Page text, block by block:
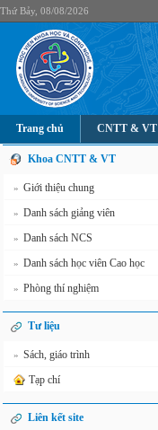
Thứ Bảy, 08/08/2026
Trang chủ CNTT & VT
Khoa CNTT & VT
» Giới thiệu chung
» Danh sách giảng viên
» Danh sách NCS
» Danh sách học viên Cao học
» Phòng thí nghiệm
Tư liệu
» Sách, giáo trình
Tạp chí
Liên kết site